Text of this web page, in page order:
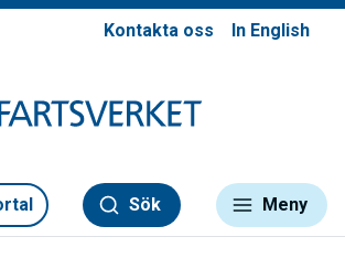
Kontakta oss In English
Sök Meny